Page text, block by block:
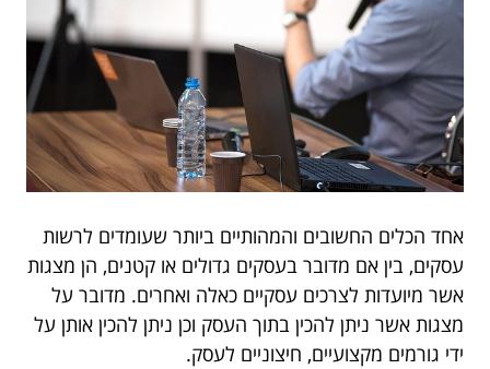
אחד הכלים החשובים והמהותיים ביותר שעומדים לרשות
עסקים, בין אם מדובר בעסקים גדולים או קטנים, הן מצגות
אשר מיועדות לצרכים עסקיים כאלה ואחרים. מדובר על
מצגות אשר ניתן להכין בתוך העסק וכן ניתן להכין אותן על
ידי גורמים מקצועיים, חיצוניים לעסק.